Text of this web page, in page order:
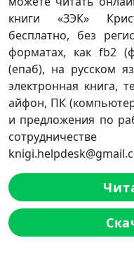
книги «ЗЭК»
бесплатно, без
форматах, как fb2
(епаб), на русском
электронная книга,
айфон, ПК
и предложения по